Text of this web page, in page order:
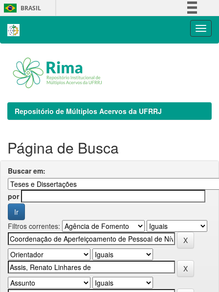
Skip
navigation
BRASIL
Repositório de Múltiplos Acervos da UFRRJ
Página de Busca
Buscar em:
por
Filtros correntes: